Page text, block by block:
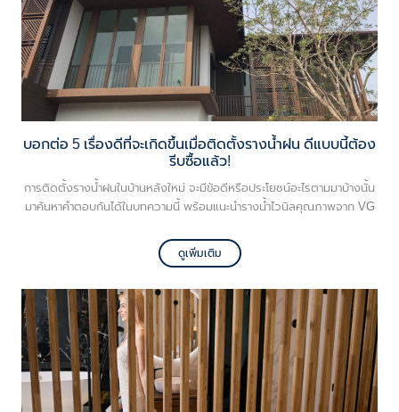
บอกต่อ 5 เรื่องดีที่จะเกิดขึ้นเมื่อติดตั้งรางน้ำฝน ดีแบบนี้ต้อง
รีบซื้อแล้ว!
การติดตั้งรางน้ำฝนในบ้านหลังใหม่ จะมีข้อดีหรือประโยชน์อะไรตามมาบ้างนั้น
มาค้นหาคำตอบกันได้ในบทความนี้ พร้อมแนะนำรางน้ำไวนิลคุณภาพจาก VG
ดูเพิ่มเติม